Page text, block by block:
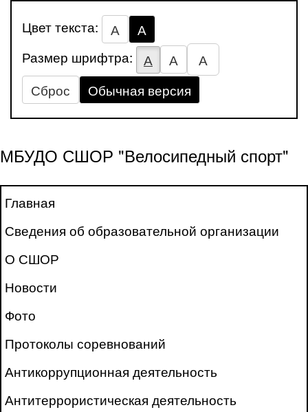
Цвет текста: А
А
Размер шрифтра:
А А
А
Сброс
Обычная версия
МБУДО СШОР "Велосипедный спорт"
Главная
Сведения об образовательной организации
О СШОР
Новости
Фото
Протоколы соревнований
Антикоррупционная деятельность
Антитеррористическая деятельность